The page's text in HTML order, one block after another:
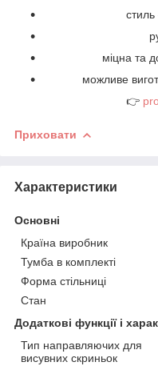
стиль
міцна та
можливе
👉
Приховати
Характеристики
Основні
Країна виробник
Тумба в комплекті
Форма стільниці
Стан
Додаткові функції і
Тип направляючих для
висувних скриньок